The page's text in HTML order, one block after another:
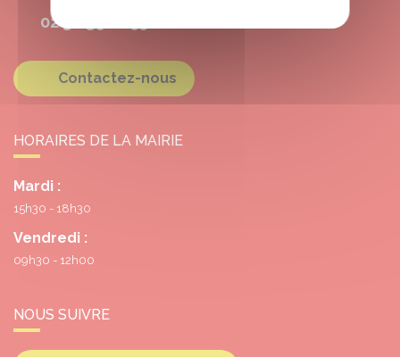
02 38 39 10 55
Contactez-nous
HORAIRES DE LA MAIRIE
Mardi :
15h30 - 18h30
Vendredi :
09h30 - 12h00
NOUS SUIVRE